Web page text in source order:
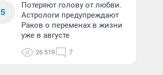
5
Потеряют голову от любви.
Астрологи предупреждают
Раков о переменах в жизни
уже в августе
26 519 7